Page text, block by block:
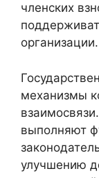
членских
организации.
механизмы
выполняют
улучшению